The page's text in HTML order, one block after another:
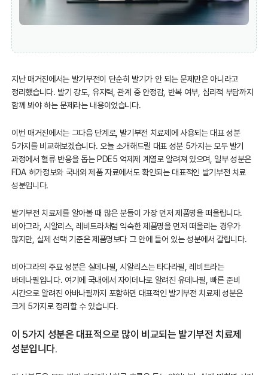
지난 매거진에서는 발기부전이 단순히 발기가 안 되는 문제만은 아니라고
정리했습니다. 발기 강도, 유지력, 관계 중 안정감, 반복 여부, 심리적 부담까지
함께 봐야 하는 문제라는 내용이었습니다.
이번 매거진에서는 그다음 단계로, 발기부전 치료제에 사용되는 대표 성분
5가지를 비교해보겠습니다. 오늘 소개해드릴 대표 성분 5가지는 모두 발기
과정에서 혈류 반응을 돕는 PDE5 억제제 계열로 알려져 있으며, 일부 성분은
FDA 허가정보와 국내외 제품 자료에서도 확인되는 대표적인 발기부전 치료
성분입니다.
발기부전 치료제를 알아볼 때 많은 분들이 가장 먼저 제품명을 떠올립니다.
비아그라, 시알리스, 레비트라처럼 익숙한 제품명을 먼저 떠올리는 경우가
많지만, 실제 선택 기준은 제품명보다 그 안에 들어 있는 성분에서 갈립니다.
비아그라의 주요 성분은 실데나필, 시알리스는 타다라필, 레비트라는
바데나필입니다. 여기에 국내에서 자이데나로 알려진 유데나필, 빠른 준비
시간으로 알려진 아바나필까지 포함하면 대표적인 발기부전 치료제 성분은
크게 5가지로 정리할 수 있습니다.
이 5가지 성분은 대표적으로 많이 비교되는 발기부전 치료제
성분입니다.